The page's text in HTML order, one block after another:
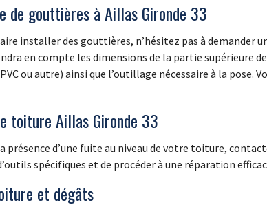
de gouttières à Aillas Gironde 33
installer des gouttières, n’hésitez pas à demander
en compte les dimensions de la partie supérieure
ou autre) ainsi que l’outillage nécessaire à la pose.
toiture Aillas Gironde 33
présence d’une fuite au niveau de votre toiture,
spécifiques et de procéder à une réparation
et dégâts